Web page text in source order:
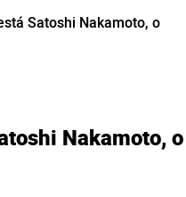
Satoshi Nakamoto, o
Nakamoto, o